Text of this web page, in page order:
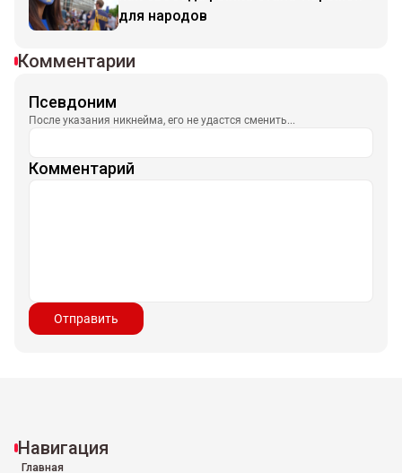
для народов
Комментарии
Псевдоним
После указания никнейма, его не удастся сменить...
Комментарий
Отправить
Навигация
Главная